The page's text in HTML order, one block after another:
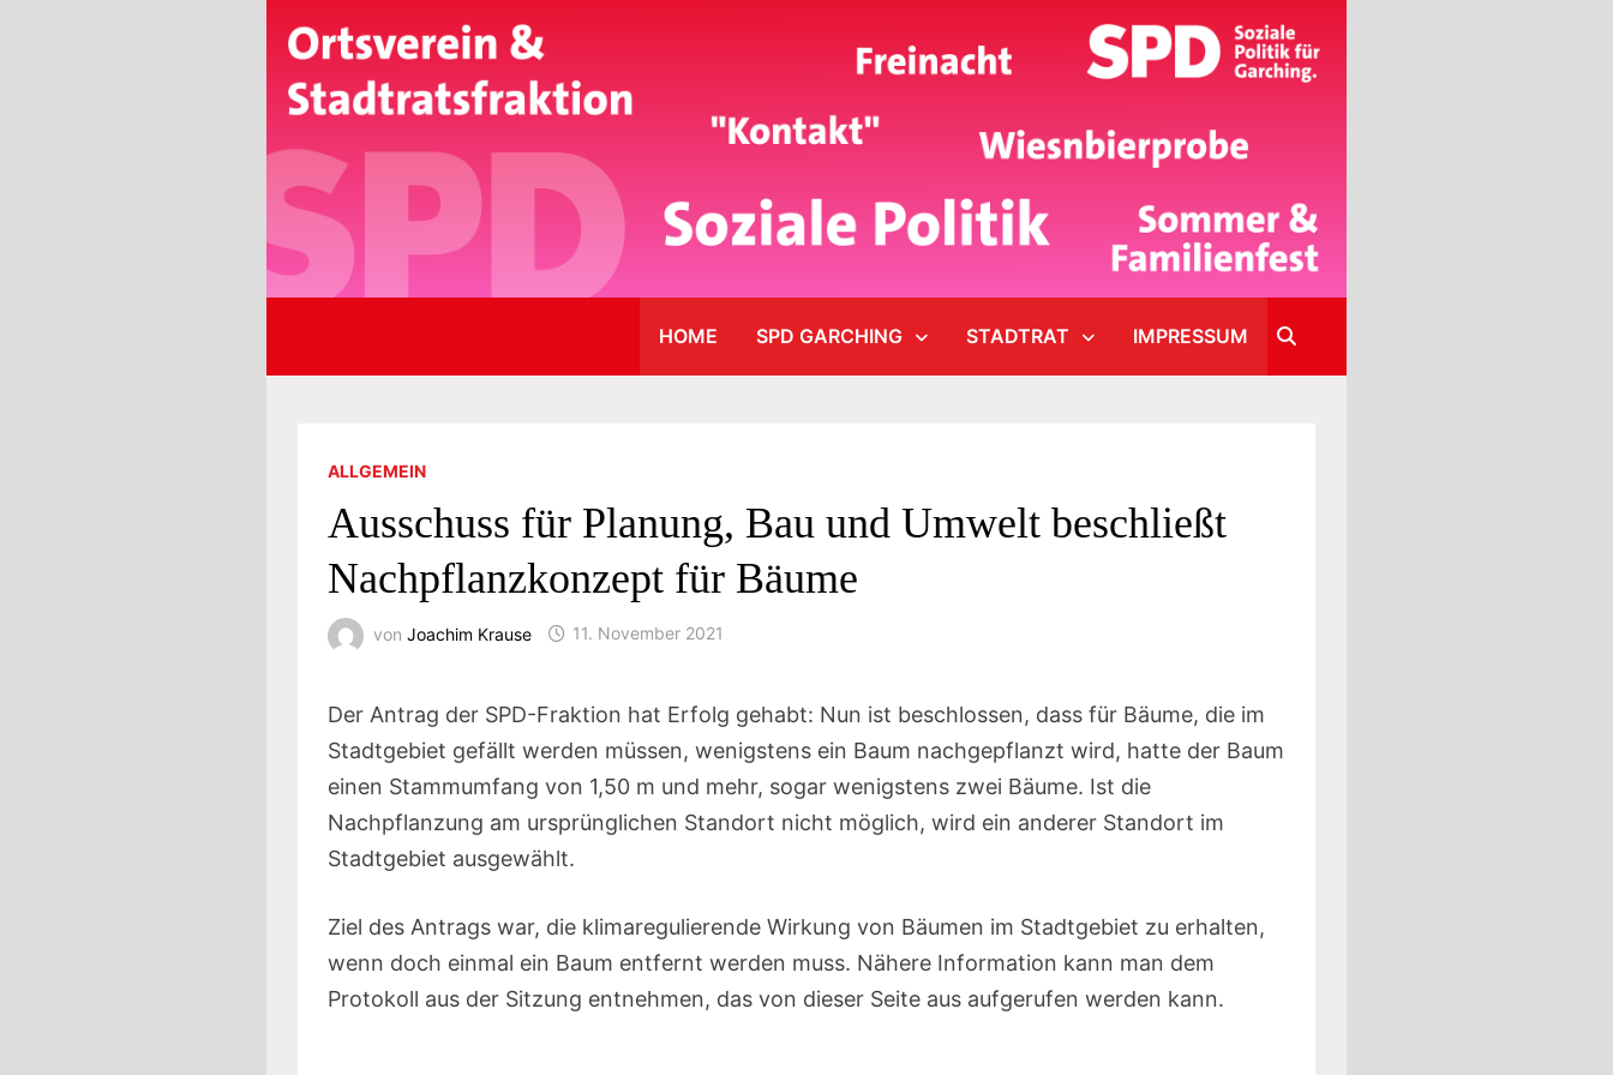
Inhalt
springen
HOME SPD GARCHING STADTRAT IMPRESSUM
ALLGEMEIN
Ausschuss für Planung, Bau und Umwelt beschließt
Nachpflanzkonzept für Bäume
von Joachim Krause 11. November 2021
Der Antrag der SPD-Fraktion hat Erfolg gehabt: Nun ist beschlossen, dass für Bäume, die im
Stadtgebiet gefällt werden müssen, wenigstens ein Baum nachgepflanzt wird, hatte der Baum
einen Stammumfang von 1,50 m und mehr, sogar wenigstens zwei Bäume. Ist die
Nachpflanzung am ursprünglichen Standort nicht möglich, wird ein anderer Standort im
Stadtgebiet ausgewählt.
Ziel des Antrags war, die klimaregulierende Wirkung von Bäumen im Stadtgebiet zu erhalten,
wenn doch einmal ein Baum entfernt werden muss. Nähere Information kann man dem
Protokoll aus der Sitzung entnehmen, das von dieser Seite aus aufgerufen werden kann.